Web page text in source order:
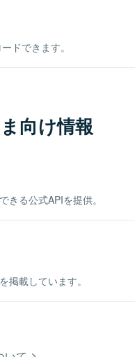
ドできます。
向け情報
きる公式APIを提供。
掲載しています。